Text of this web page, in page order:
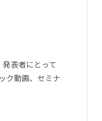
表者にとって
ク動画、セミナ